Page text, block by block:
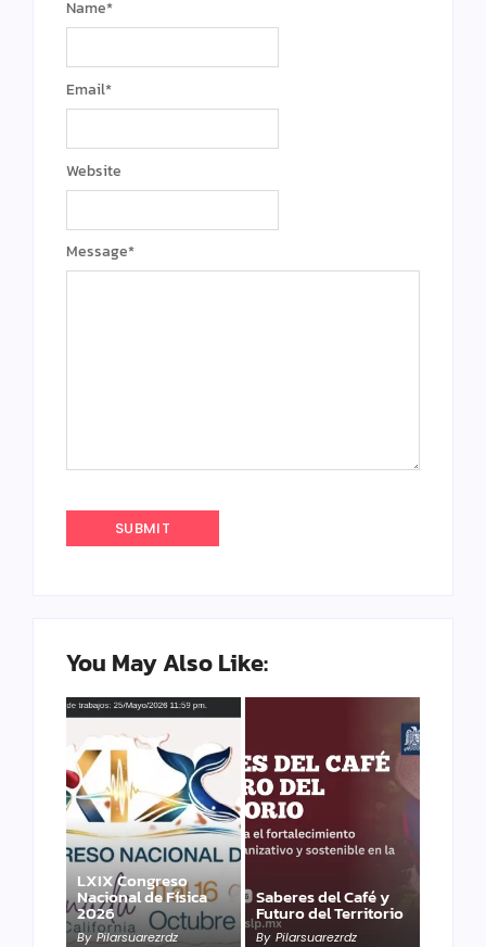
Message*
Name*
Email*
Website
You May Also Like:
LXIX Congreso
Nacional de Física
2026
By Pilarsuarezrdz
Saberes del Café y
Futuro del Territorio
By Pilarsuarezrdz